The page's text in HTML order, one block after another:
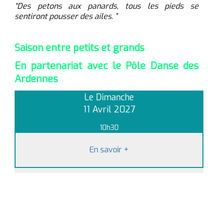
“Des petons aux panards, tous les pieds se
sentiront pousser des ailes. ”
Saison entre petits et grands
En partenariat avec le Pôle Danse des
Ardennes
Le Dimanche
11 Avril 2027
10h30
En savoir +